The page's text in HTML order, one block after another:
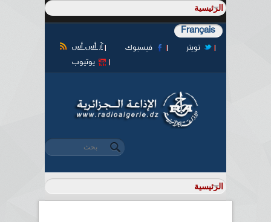
Français
آر أس أس فيسبوك
تويتر
يوتيوب
استمارة البحث
‏بحث ‏